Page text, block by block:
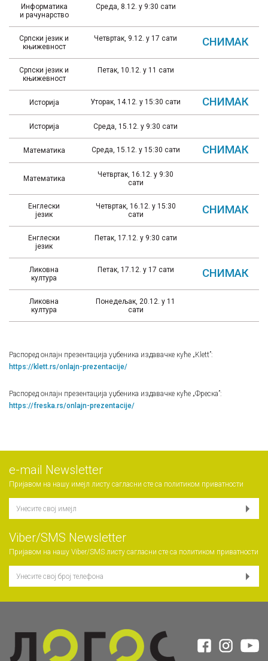
Информатика
и рачунарство
Среда, 8.12. у 9:30 сати
Српски језик и
књижевност
Четвртак, 9.12. у 17 сати СНИМАК
Српски језик и
књижевност
Петак, 10.12. у 11 сати
Историја Уторак, 14.12. у 15:30 сати СНИМАК
Историја Среда, 15.12. у 9:30 сати
Математика Среда, 15.12. у 15:30 сати СНИМАК
Математика
Четвртак, 16.12. у 9:30
сати
Енглески
језик
Четвртак, 16.12. у 15:30
сати
СНИМАК
Енглески
језик
Петак, 17.12. у 9:30 сати
Ликовна
култура
Петак, 17.12. у 17 сати СНИМАК
Ликовна
култура
Понедељак, 20.12. у 11
сати
Распоред онлајн презентација уџбеника издавачке куће „Klett”:
https://klett.rs/onlajn-prezentacije/
Распоред онлајн презентација уџбеника издавачке куће „Фреска”:
https://freska.rs/onlajn-prezentacije/
е-mail Newsletter
Пријавом на нашу имејл листу сагласни сте са политиком приватности
Viber/SMS Newsletter
Пријавом на нашу Viber/SMS листу сагласни сте са политиком приватности